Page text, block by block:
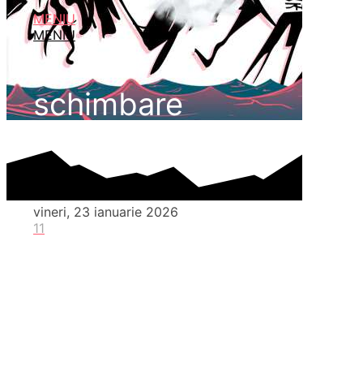
MENIU
MENIU
schimbare
vineri, 23 ianuarie 2026
11